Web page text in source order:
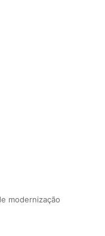
modernização